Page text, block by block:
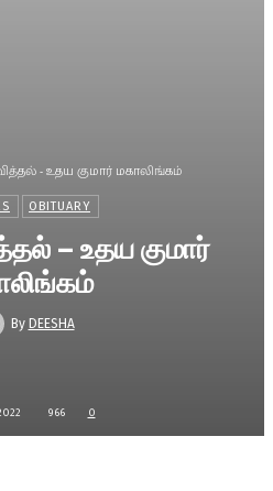
- உதய குமார் மகாலிங்கம்
OBITUARY
– உதய குமார்
By DEESHA
966 0